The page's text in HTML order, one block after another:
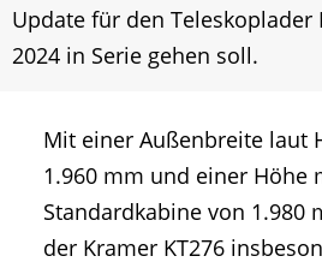
Update für den Teleskoplader
2024 in Serie gehen soll.
Mit einer Außenbreite laut
1.960 mm und einer Höhe
Standardkabine von 1.980
der Kramer KT276